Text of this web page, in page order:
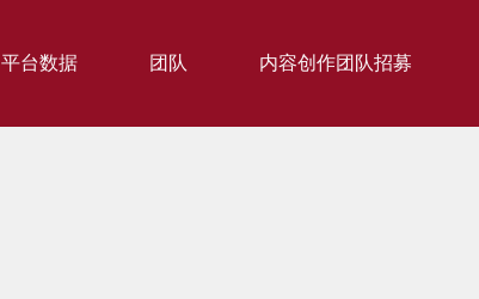
平台数据 团队 内容创作团队招募